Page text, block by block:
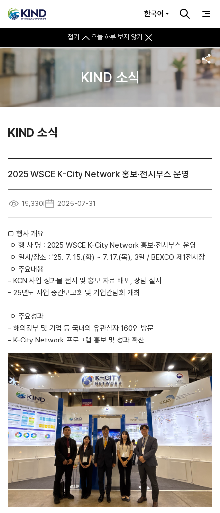
접기 오늘 하루 보지 않기
한국어
KIND 소식
KIND 소식
2025 WSCE K-City Network 홍보·전시부스 운영
19,330 2025-07-31
□ 행사 개요
ㅇ 행 사 명 : 2025 WSCE K-City Network 홍보·전시부스 운영
ㅇ 일시/장소 : '25. 7. 15.(화) ~ 7. 17.(목), 3일 / BEXCO 제1전시장
ㅇ 주요내용
- KCN 사업 성과물 전시 및 홍보 자료 배포, 상담 실시
- 25년도 사업 중간보고회 및 기업간담회 개최
ㅇ 주요성과
- 해외정부 및 기업 등 국내외 유관심자 160인 방문
- K-City Network 프로그램 홍보 및 성과 확산